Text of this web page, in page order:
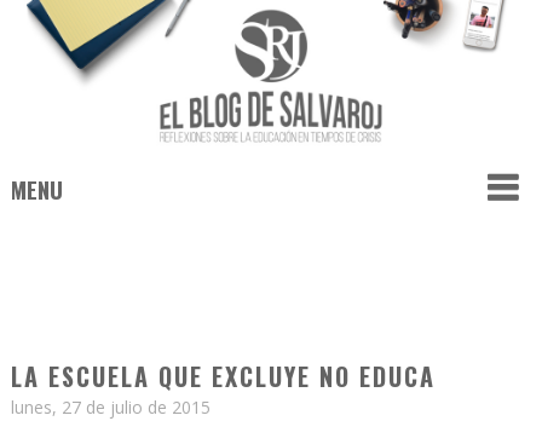
MENU
LA ESCUELA QUE EXCLUYE NO EDUCA
lunes, 27 de julio de 2015